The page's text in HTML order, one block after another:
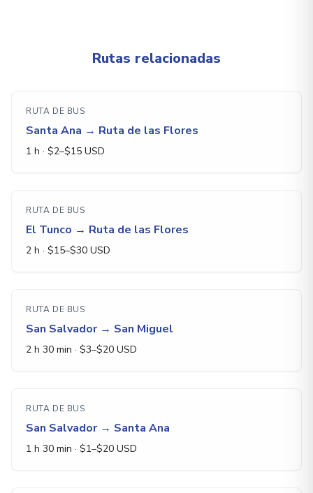
Rutas relacionadas
RUTA DE BUS
Santa Ana → Ruta de las Flores
1 h · $2–$15 USD
RUTA DE BUS
El Tunco → Ruta de las Flores
2 h · $15–$30 USD
RUTA DE BUS
San Salvador→ San Miguel
2 h 30 min · $3–$20 USD
RUTA DE BUS
San Salvador→ Santa Ana
1 h 30 min · $1–$20 USD